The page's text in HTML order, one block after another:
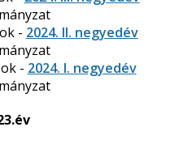
- 2024. II. negyedév
- 2024. I. negyedév